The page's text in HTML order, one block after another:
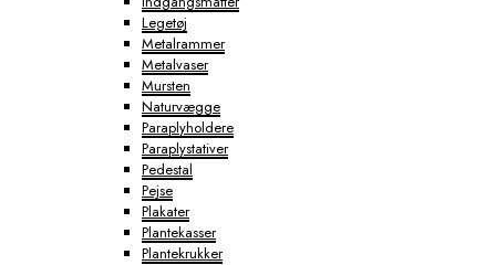
Legetøj
Metalrammer
Metalvaser
Mursten
Naturvægge
Paraplyholdere
Paraplystativer
Pedestal
Pejse
Plakater
Plantekasser
Plantekrukker